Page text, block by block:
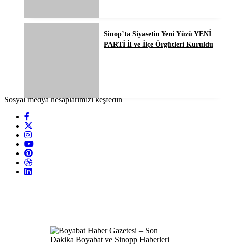
Sinop’ta Siyasetin Yeni Yüzü YENİ
PARTİ İl ve İlçe Örgütleri Kuruldu
Sosyal medya hesaplarımızı keşfedin